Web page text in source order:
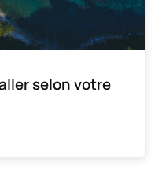
selon votre